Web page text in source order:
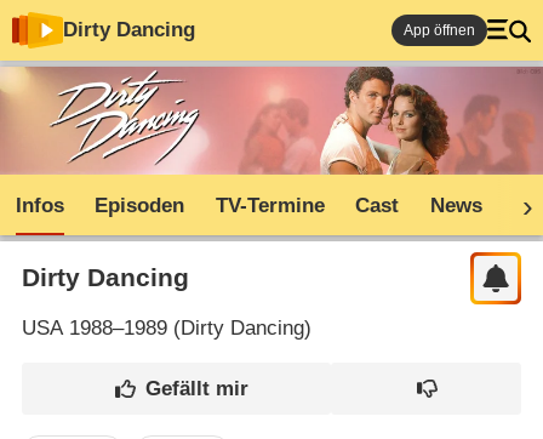
Dirty Dancing App öffnen
Infos Episoden TV-Termine Cast News
Dirty Dancing
USA1988–1989 (Dirty Dancing)